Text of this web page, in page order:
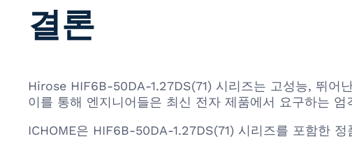
결론
Hirose HIF6B-50DA-1.27DS(71) 시리즈는 고성능, 뛰어
이를 통해 엔지니어들은 최신 전자 제품에서 요구하는
ICHOME은 HIF6B-50DA-1.27DS(71) 시리즈를 포함한